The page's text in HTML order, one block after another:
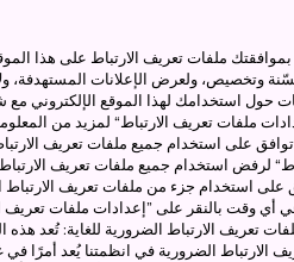
ملفات تعريف الارتباط على هذا
وتخصيص، ولعرض الإعلانات المستهدفة،
حول استخدامك لهذا الموقع الإلكتروني
ملفات تعريف الارتباط“ لمزيد من
على استخدام جميع ملفات تعريف
لرفض استخدام جميع ملفات تعريف
على استخدام جزء من ملفات تعريف الارتباط
تعريف الارتباط الضرورية للغاية: تُعد
الارتباط الضرورية في انظمتنا يُعد أمرًا في